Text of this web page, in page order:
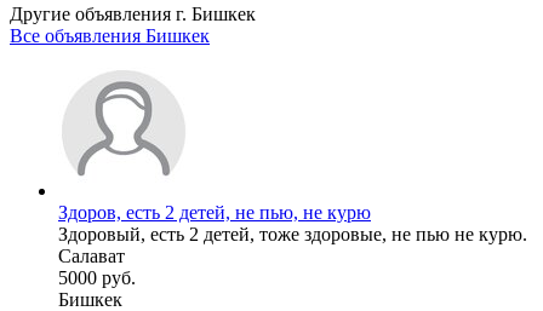
Другие объявления г. Бишкек
Все объявления Бишкек
Здоров, есть 2 детей, не пью, не курю
Здоровый, есть 2 детей, тоже здоровые, не пью не курю.
Салават
5000 руб.
Бишкек